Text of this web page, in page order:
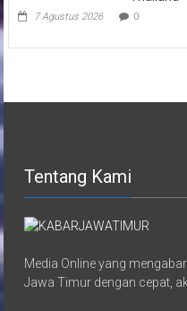
7 Agustus 2026 0
Tentang Kami
Media Online yang
Jawa Timur dengan cepat,